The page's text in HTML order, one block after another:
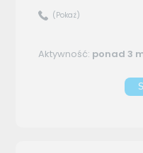
(Pokaż)
Aktywność: ponad 3